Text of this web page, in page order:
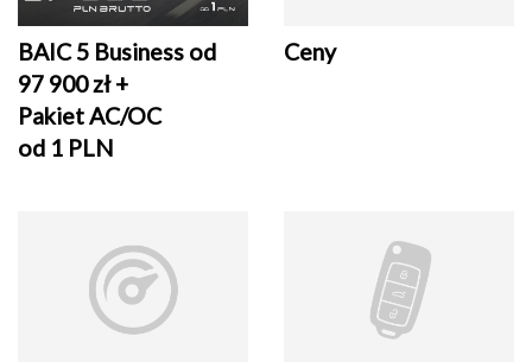
BAIC 5 Business od
97 900 zł +
Pakiet AC/OC
od 1 PLN
Ceny